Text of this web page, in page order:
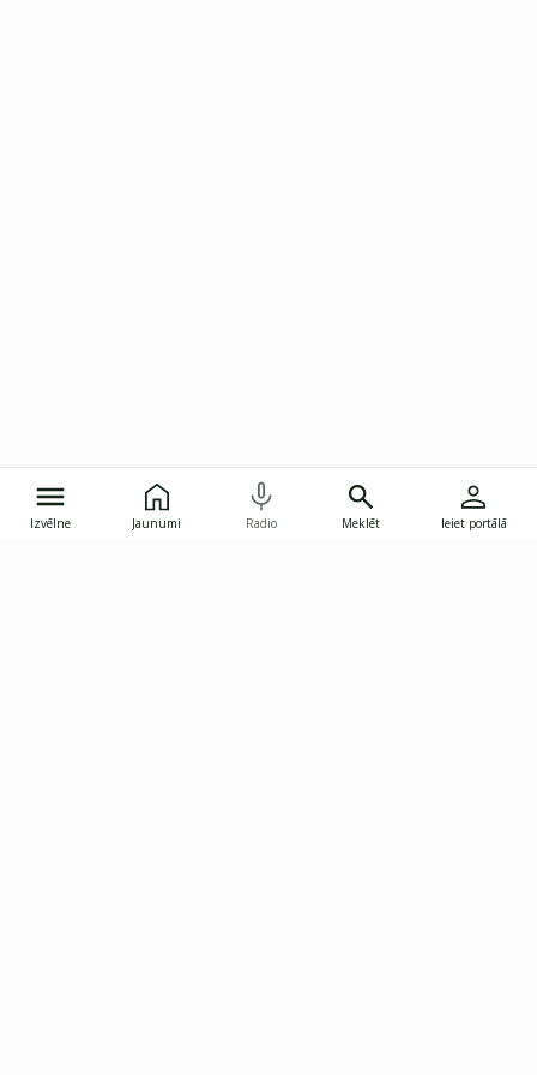
Izvēlne Jaunumi Radio Meklēt Ieiet portālā